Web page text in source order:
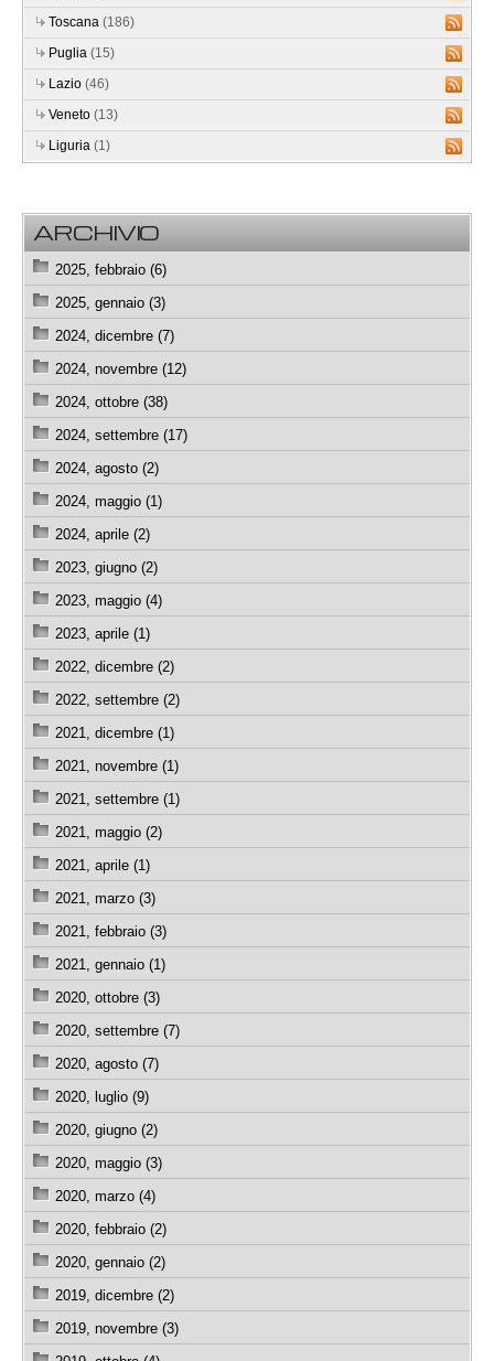
Toscana (186)
Puglia (15)
Lazio (46)
Veneto (13)
Liguria (1)
ARCHIVIO
2025, febbraio (6)
2025, gennaio (3)
2024, dicembre (7)
2024, novembre (12)
2024, ottobre (38)
2024, settembre (17)
2024, agosto (2)
2024, maggio (1)
2024, aprile (2)
2023, giugno (2)
2023, maggio (4)
2023, aprile (1)
2022, dicembre (2)
2022, settembre (2)
2021, dicembre (1)
2021, novembre (1)
2021, settembre (1)
2021, maggio (2)
2021, aprile (1)
2021, marzo (3)
2021, febbraio (3)
2021, gennaio (1)
2020, ottobre (3)
2020, settembre (7)
2020, agosto (7)
2020, luglio (9)
2020, giugno (2)
2020, maggio (3)
2020, marzo (4)
2020, febbraio (2)
2020, gennaio (2)
2019, dicembre (2)
2019, novembre (3)